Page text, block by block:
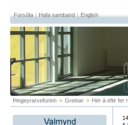
Forsíða Hafa samband English
Þingeyrarvefurinn > Greinar > Hér á eftir fer